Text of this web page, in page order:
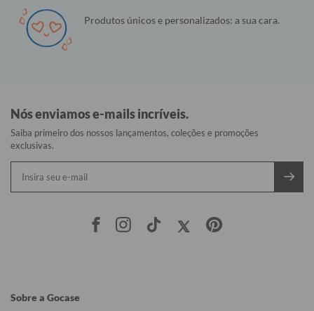
Produtos únicos e personalizados: a sua cara.
Nós enviamos e-mails incríveis.
Saiba primeiro dos nossos lançamentos, coleções e promoções
exclusivas.
Sobre a Gocase